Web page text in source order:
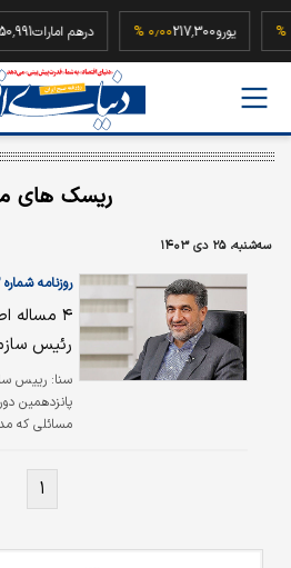
% یورو217,300۰٫۰۰ % درهم امارات
ریسک های
سه‌شنبه، ۲۵ دی ۱۴۰۳
روزنامه شماره ۶۲۰۳
۴ مساله
رئیس
سنا: رییس
پانزدهمین
مسائلی که
های مالی در
تصمیم‌گیری
مالی اشاره
۱